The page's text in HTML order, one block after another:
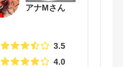
アナMさん
3.5
4.0